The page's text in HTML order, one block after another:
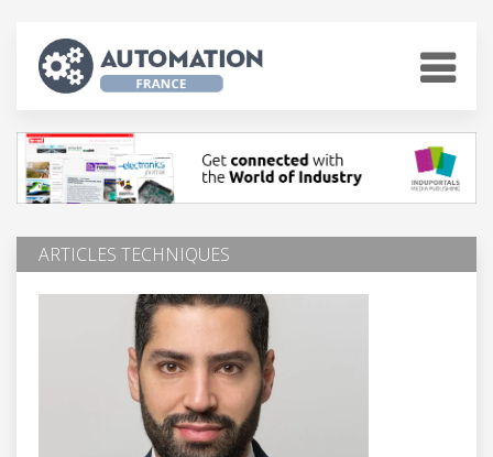
ARTICLES TECHNIQUES